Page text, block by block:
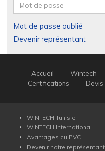
Mot de passe oublié
Devenir représentant
Accueil Wintech
Certifications
Devis
WINTECH Tunisie
WINTECH International
Avantages du PVC
Devenir notre représentant